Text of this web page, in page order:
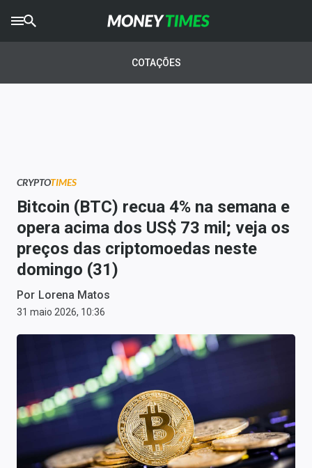
AGROTIMES
Newsletters
Money Trader
Anuncie
Últimas Notícias
Comprar ou vender?
Carteiras Recomendadas
Central de Dividendos
COTAÇÕES
CRYPTOTIMES
Bitcoin (BTC) recua 4% na semana e
opera acima dos US$ 73 mil; veja os
preços das criptomoedas neste
domingo (31)
Por Lorena Matos
31 maio 2026, 10:36